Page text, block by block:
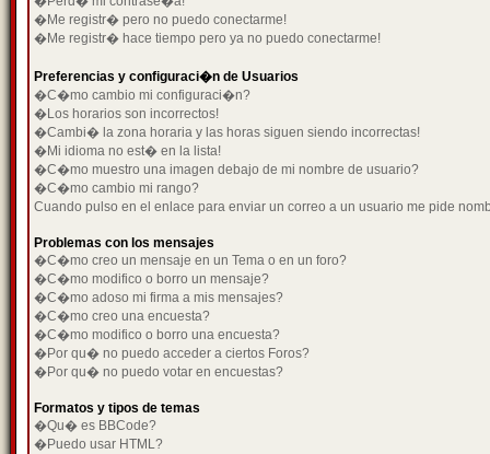
�Me registr� pero no puedo conectarme!
�Me registr� hace tiempo pero ya no puedo conectarme!
Preferencias y configuraci�n de Usuarios
�C�mo cambio mi configuraci�n?
�Los horarios son incorrectos!
�Cambi� la zona horaria y las horas siguen siendo incorrectas!
�Mi idioma no est� en la lista!
�C�mo muestro una imagen debajo de mi nombre de usuario?
�C�mo cambio mi rango?
Cuando pulso en el enlace para enviar un correo a un usuario me pide
Problemas con los mensajes
�C�mo creo un mensaje en un Tema o en un foro?
�C�mo modifico o borro un mensaje?
�C�mo adoso mi firma a mis mensajes?
�C�mo creo una encuesta?
�C�mo modifico o borro una encuesta?
�Por qu� no puedo acceder a ciertos Foros?
�Por qu� no puedo votar en encuestas?
Formatos y tipos de temas
�Qu� es BBCode?
�Puedo usar HTML?